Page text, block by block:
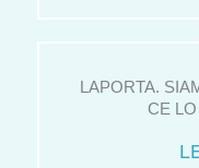
LAPORTA.
CE